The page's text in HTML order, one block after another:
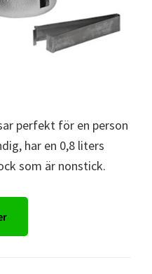
perfekt för en person
har en 0,8 liters
som är nonstick.